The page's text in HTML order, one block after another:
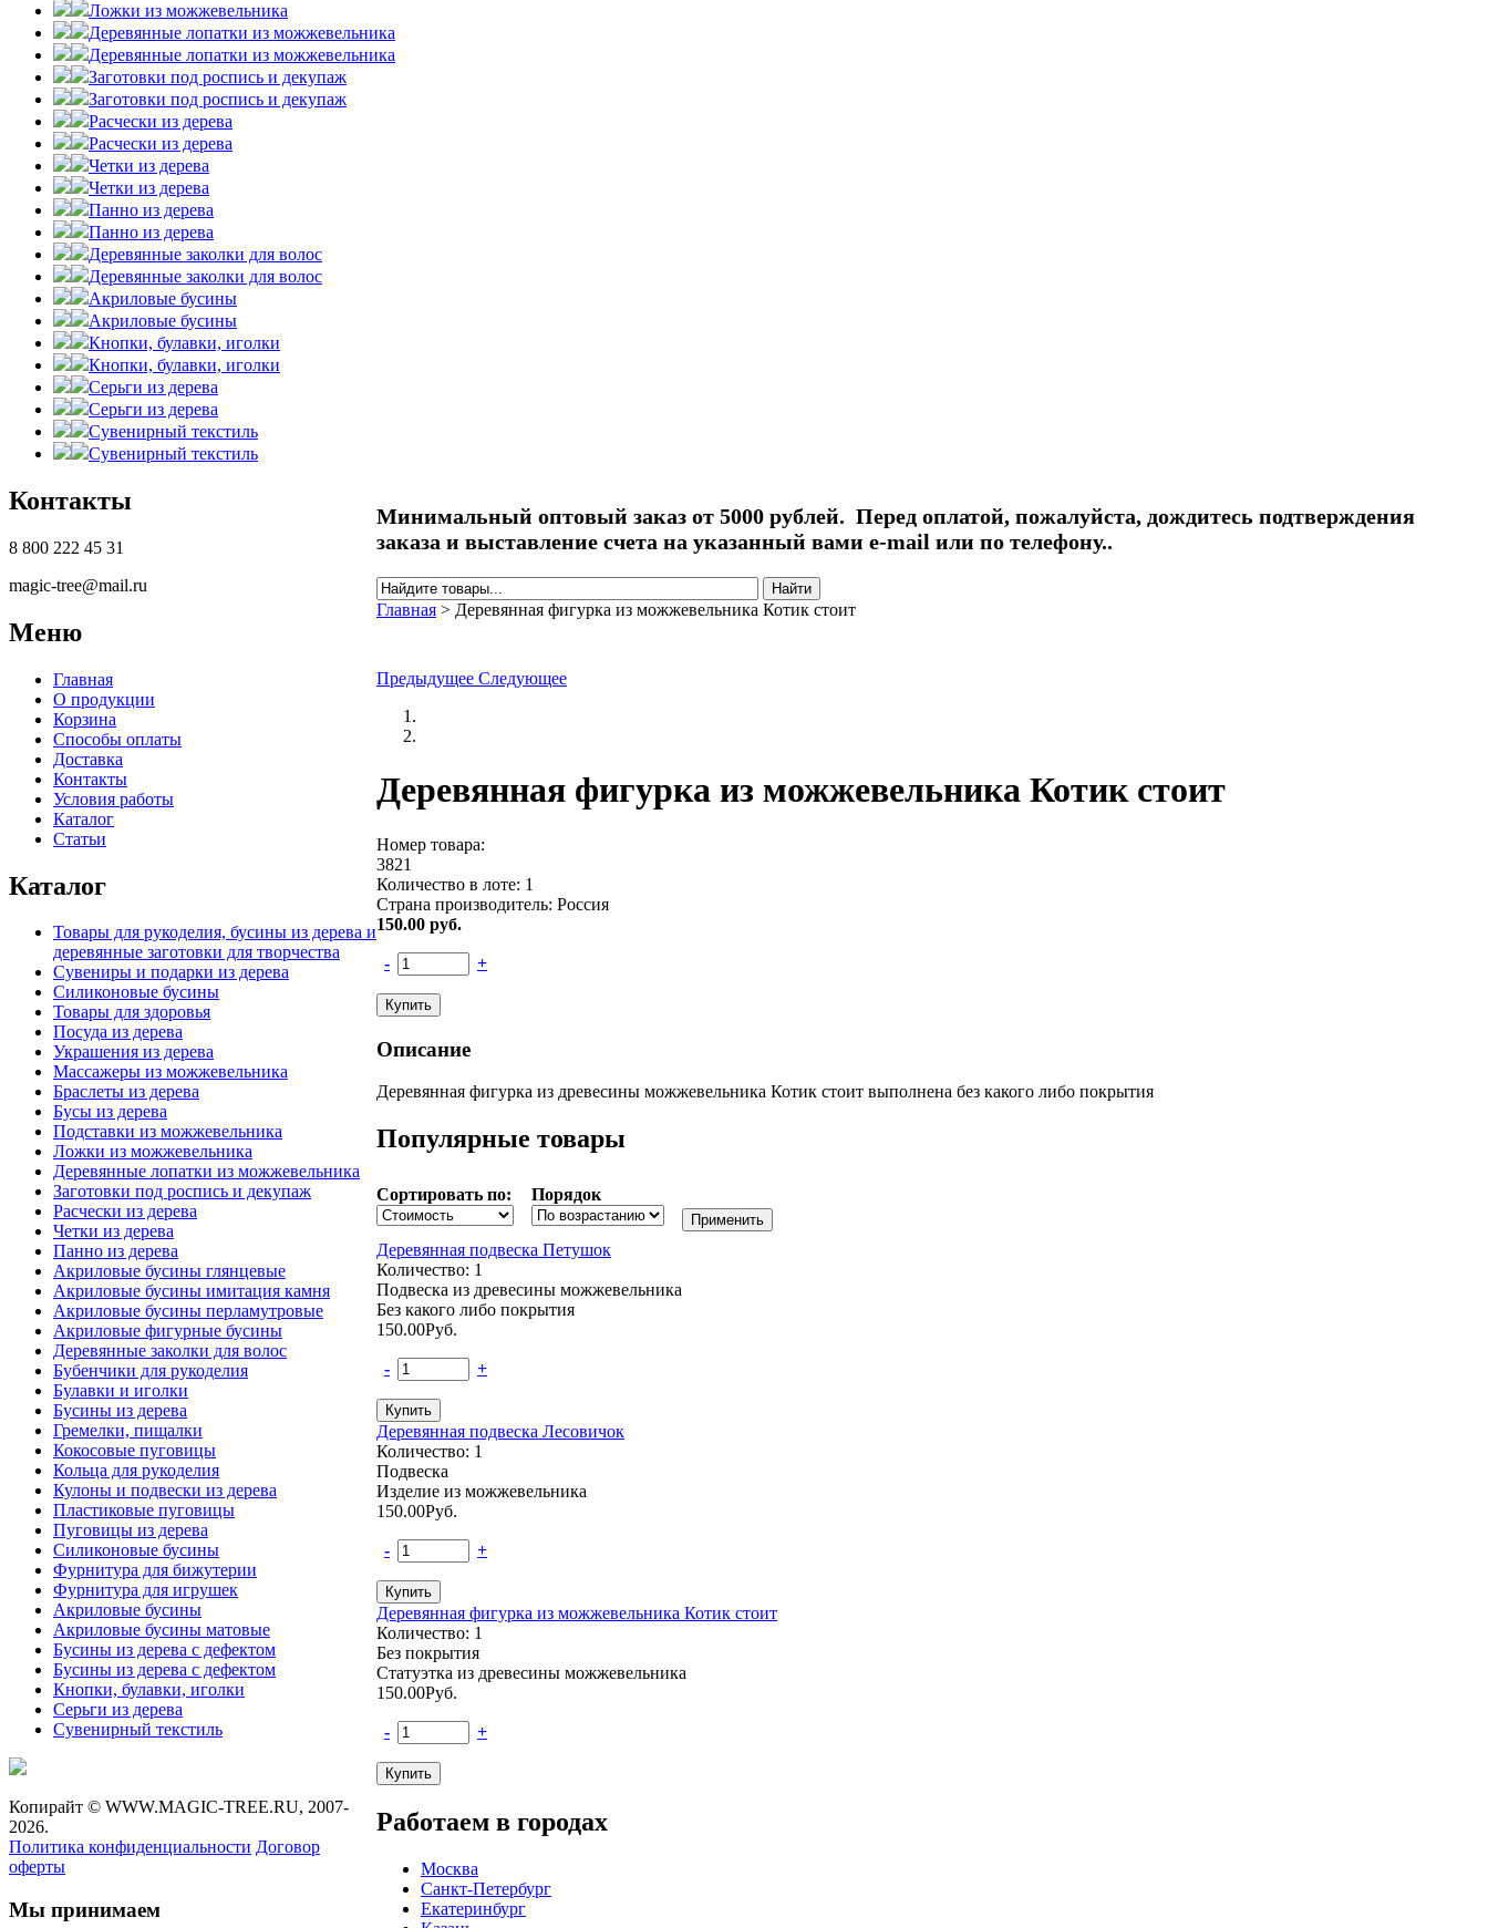
Ложки из можжевельника
Деревянные лопатки из можжевельника
Деревянные лопатки из можжевельника
Заготовки под роспись и декупаж
Заготовки под роспись и декупаж
Расчески из дерева
Расчески из дерева
Четки из дерева
Четки из дерева
Панно из дерева
Панно из дерева
Деревянные заколки для волос
Деревянные заколки для волос
Акриловые бусины
Акриловые бусины
Кнопки, булавки, иголки
Кнопки, булавки, иголки
Серьги из дерева
Серьги из дерева
Сувенирный текстиль
Сувенирный текстиль
Минимальный оптовый заказ от 5000 рублей. Перед оплатой, пожалуйста, дождитесь подтверждения
заказа и выставление счета на указанный вами e-mail или по телефону..
Форма поиска
Найти
Главная > Деревянная фигурка из можжевельника Котик стоит
Предыдущее Следующее
Деревянная фигурка из можжевельника Котик стоит
Номер товара:
3821
Количество в лоте: 1
Страна производитель: Россия
150.00 руб.
- +
Описание
Деревянная фигурка из древесины можжевельника Котик стоит выполнена без какого либо покрытия
Популярные товары
Сортировать по: Порядок
Деревянная подвеска Петушок
Количество: 1
Подвеска из древесины можжевельника
Без какого либо покрытия
150.00Руб.
- +
Деревянная подвеска Лесовичок
Количество: 1
Подвеска
Изделие из можжевельника
150.00Руб.
- +
Деревянная фигурка из можжевельника Котик стоит
Количество: 1
Без покрытия
Статуэтка из древесины можжевельника
150.00Руб.
- +
Работаем в городах
Москва
Санкт-Петербург
Екатеринбург
Контакты
8 800 222 45 31
magic-tree@mail.ru
Меню
Главная
О продукции
Корзина
Способы оплаты
Доставка
Контакты
Условия работы
Каталог
Статьи
Каталог
Товары для рукоделия, бусины из дерева и
деревянные заготовки для творчества
Сувениры и подарки из дерева
Силиконовые бусины
Товары для здоровья
Посуда из дерева
Украшения из дерева
Массажеры из можжевельника
Браслеты из дерева
Бусы из дерева
Подставки из можжевельника
Ложки из можжевельника
Деревянные лопатки из можжевельника
Заготовки под роспись и декупаж
Расчески из дерева
Четки из дерева
Панно из дерева
Акриловые бусины глянцевые
Акриловые бусины имитация камня
Акриловые бусины перламутровые
Акриловые фигурные бусины
Деревянные заколки для волос
Бубенчики для рукоделия
Булавки и иголки
Бусины из дерева
Гремелки, пищалки
Кокосовые пуговицы
Кольца для рукоделия
Кулоны и подвески из дерева
Пластиковые пуговицы
Пуговицы из дерева
Силиконовые бусины
Фурнитура для бижутерии
Фурнитура для игрушек
Акриловые бусины
Акриловые бусины матовые
Бусины из дерева с дефектом
Бусины из дерева с дефектом
Кнопки, булавки, иголки
Серьги из дерева
Сувенирный текстиль
Копирайт © WWW.MAGIC-TREE.RU, 2007-
2026.
Политика конфиденциальности Договор
оферты
Мы принимаем